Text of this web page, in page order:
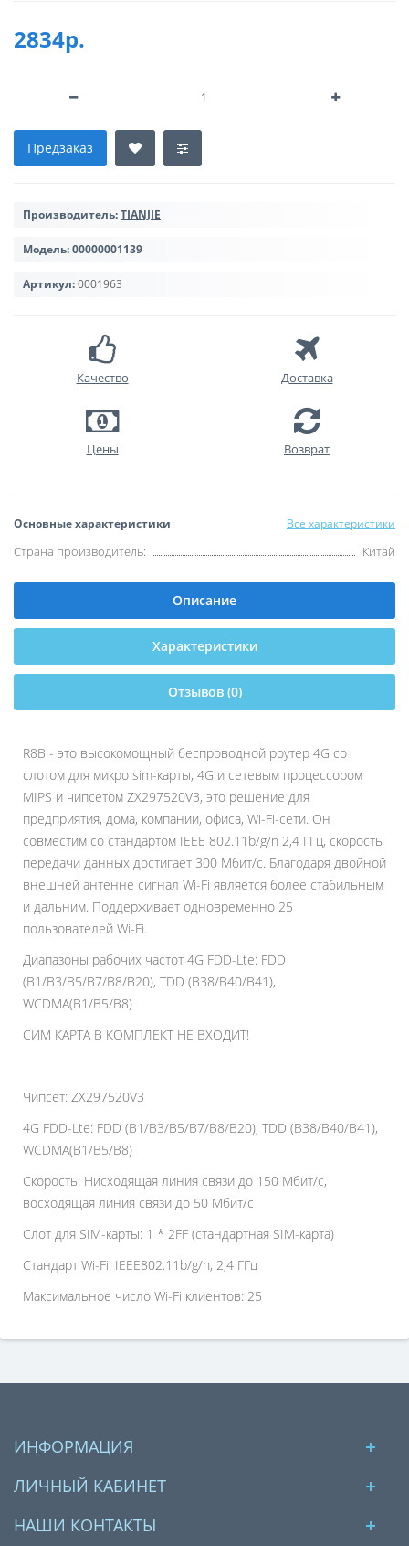
2834р.
Предзаказ
Производитель:TIANJIE
Модель:00000001139
Артикул:0001963
Качество Доставка
Цены Возврат
Основные характеристики Все характеристики
Страна производитель: Китай
Описание
Характеристики
Отзывов (0)
R8B - это высокомощный беспроводной роутер 4G со
слотом для микро sim-карты, 4G и сетевым процессором
MIPS и чипсетом ZX297520V3, это решение для
предприятия, дома, компании, офиса, Wi-Fi-сети. Он
совместим со стандартом IEEE 802.11b/g/n 2,4 ГГц, скорость
передачи данных достигает 300 Мбит/с. Благодаря двойной
внешней антенне сигнал Wi-Fi является более стабильным
и дальним. Поддерживает одновременно 25
пользователей Wi-Fi.
Диапазоны рабочих частот 4G FDD-Lte: FDD
(B1/B3/B5/B7/B8/B20), TDD (B38/B40/B41),
WCDMA(B1/B5/B8)
СИМ КАРТА В КОМПЛЕКТ НЕ ВХОДИТ!
Чипсет: ZX297520V3
4G FDD-Lte: FDD (B1/B3/B5/B7/B8/B20), TDD (B38/B40/B41),
WCDMA(B1/B5/B8)
Скорость: Нисходящая линия связи до 150 Мбит/с,
восходящая линия связи до 50 Мбит/с
Слот для SIM-карты: 1 * 2FF (стандартная SIM-карта)
Стандарт Wi-Fi: IEEE802.11b/g/n, 2,4 ГГц
Максимальное число Wi-Fi клиентов: 25
ИНФОРМАЦИЯ
ЛИЧНЫЙ КАБИНЕТ
НАШИ КОНТАКТЫ